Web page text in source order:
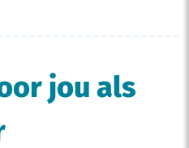
jou als